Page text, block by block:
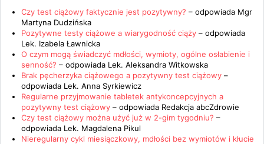
Czy test ciążowy faktycznie jest pozytywny? – odpowiada Mgr
Martyna Dudzińska
Pozytywne testy ciążowe a wiarygodność ciąży – odpowiada
Lek. Izabela Ławnicka
O czym mogą świadczyć mdłości, wymioty, ogólne osłabienie i
senność? – odpowiada Lek. Aleksandra Witkowska
Brak pęcherzyka ciążowego a pozytywny test ciążowy –
odpowiada Lek. Anna Syrkiewicz
Regularne przyjmowanie tabletek antykoncepcyjnych a
pozytywny test ciążowy – odpowiada Redakcja abcZdrowie
Czy test ciążowy można użyć już w 2-gim tygodniu? –
odpowiada Lek. Magdalena Pikul
Nieregularny cykl miesiączkowy, mdłości bez wymiotów i kłucie